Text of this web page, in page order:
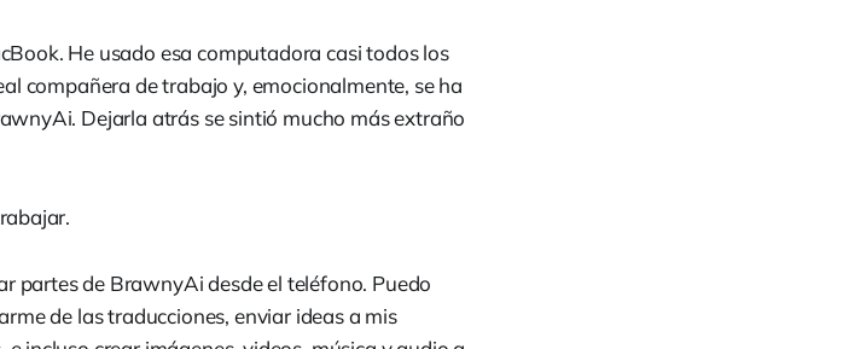
He usado esa computadora casi todos los
compañera de trabajo y, emocionalmente, se ha
Dejarla atrás se sintió mucho más extraño
partes de BrawnyAi desde el teléfono. Puedo
de las traducciones, enviar ideas a mis